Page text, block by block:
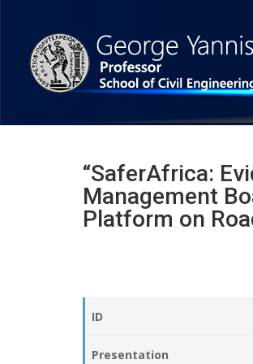
“SaferAfrica:
Management
Platform on
ID
Presentation